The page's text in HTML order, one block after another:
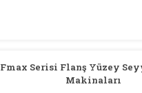
Fmax Serisi Flanş Yüzey
Makinaları